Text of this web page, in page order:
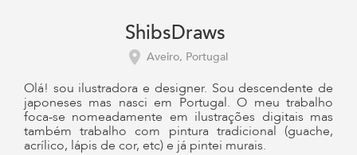
ShibsDraws
Aveiro, Portugal
Olá! sou ilustradora e designer. Sou descendente de
japoneses mas nasci em Portugal. O meu trabalho
foca-se nomeadamente em ilustrações digitais mas
também trabalho com pintura tradicional (guache,
acrílico, lápis de cor, etc) e já pintei murais.